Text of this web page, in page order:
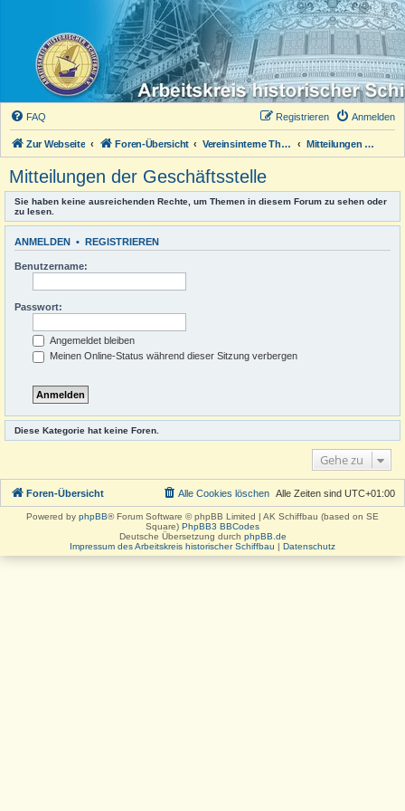
FAQ Anmelden
Registrieren
Zur Webseite Foren-Übersicht Vereinsinterne Themen Mitteilungen der Geschäftsstelle
Mitteilungen der Geschäftsstelle
Sie haben keine ausreichenden Rechte, um Themen in diesem Forum zu sehen oder
zu lesen.
ANMELDEN • REGISTRIEREN
Benutzername:
Passwort:
Angemeldet bleiben
Meinen Online-Status während dieser Sitzung verbergen
Diese Kategorie hat keine Foren.
Gehe zu
Foren-Übersicht Alle Zeiten sind UTC+01:00
Alle Cookies löschen
Powered by phpBB® Forum Software © phpBB Limited | AK Schiffbau (based on SE
Square) PhpBB3 BBCodes
Deutsche Übersetzung durch phpBB.de
Impressum des Arbeitskreis historischer Schiffbau | Datenschutz